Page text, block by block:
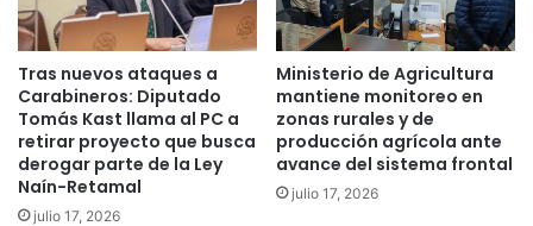
c
o
e
c
c
i
ó
n
i
n
o
d
e
t
i
e
n
Tras nuevos ataques a
Carabineros: Diputado
Tomás Kast llama al PC a
retirar proyecto que busca
derogar parte de la Ley
Naín-Retamal
julio 17, 2026
Ministerio de Agricultura
mantiene monitoreo en
zonas rurales y de
producción agrícola ante
avance del sistema frontal
julio 17, 2026